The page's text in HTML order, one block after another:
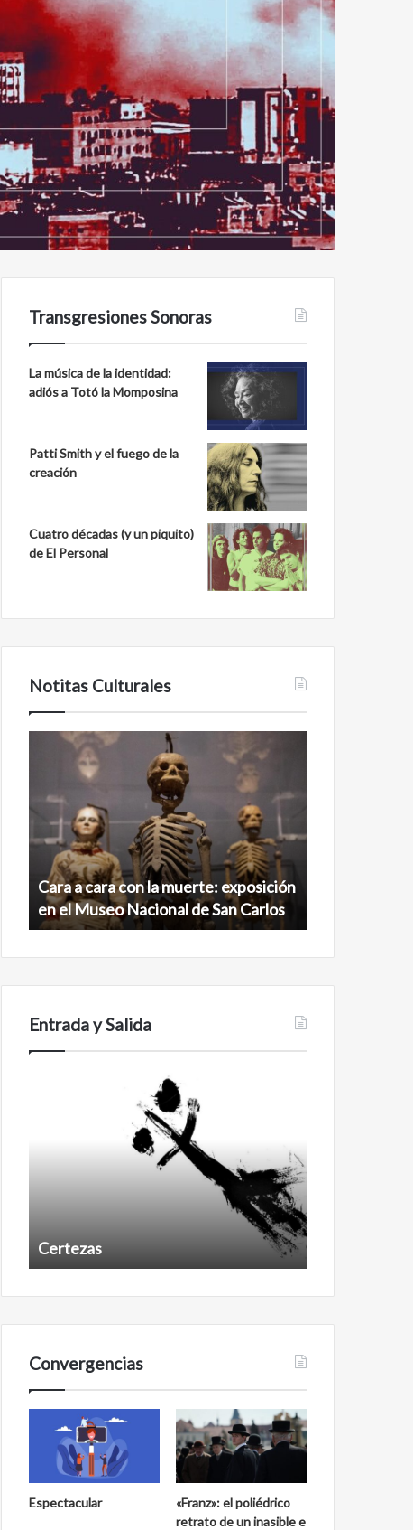
Transgresiones Sonoras
La música de la identidad:
adiós a Totó la Momposina
Patti Smith y el fuego de la
creación
Cuatro décadas (y un piquito)
de El Personal
Notitas Culturales
Cara
con
la
muerte:
exposición
el
Museo
Nacional
Carlos
Cara a cara con la muerte: exposición
en el Museo Nacional de San Carlos
al
de
Entrada y Salida
Certezas
Convergencias
Espectacular
«Franz»: el poliédrico
retrato de un inasible e